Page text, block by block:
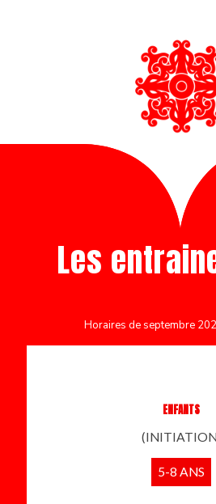
Les
Horaires de septembre
ENFANTS
5-8 ANS